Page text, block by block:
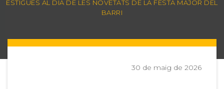
ESTIGUES AL DIA DE LES NOVETATS DE LA FESTA MAJOR DEL
BARRI
30 de maig de 2026